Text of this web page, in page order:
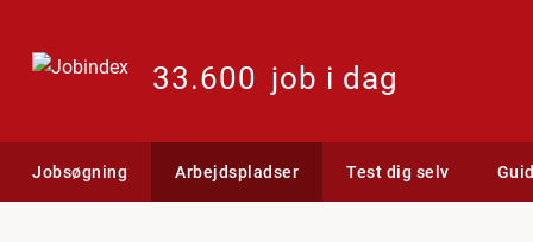
33.600 job i dag
Jobsøgning Arbejdspladser Test dig selv